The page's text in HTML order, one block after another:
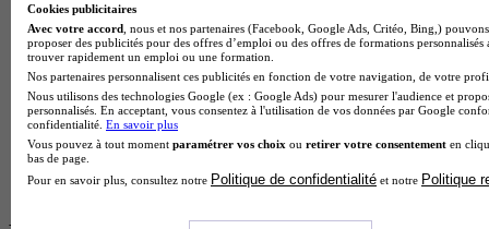
MSc Marketing Digital en alternance
BTS Gpme en alternance
Cap Electricien en alternance
BTS Gpn en alternance
BTS Domotique en alternance
BAC Pro Agora en alternance
BTS Sta en alternance
BTS Iris en alternance
BTS Tpl en alternance
BTS Ati en alternance
Cookies publicitaires
Avec votre accord , nous et nos partenaires (Facebook, Google Ads, Critéo, Bing,)
proposer des publicités pour des offres d’emploi ou des offres de formations
trouver rapidement un emploi ou une formation.
Nos partenaires personnalisent ces publicités en fonction de votre navigation, de votre
Nous utilisons des technologies Google (ex : Google Ads) pour mesurer l'audience et
personnalisés. En acceptant, vous consentez à l'utilisation de vos données par Google
confidentialité. En savoir plus
Vous pouvez à tout moment paramétrer vos choix ou retirer votre consentement en
bas de page.
Pour en savoir plus, consultez notre Politique de confidentialité et notre Politique